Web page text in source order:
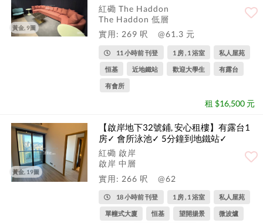
黃金, 9圖
紅磡 The Haddon
The Haddon 低層
實用: 269 呎
@61.3 元
11 小時前 刊登 1 房 , 1 浴室 私人屋苑
恒基 近地鐵站 歡迎大學生 有露台
有會所
租 $16,500 元
黃金, 19圖
【啟岸地下32號鋪, 安心租樓】有露台1
房✓ 會所泳池✓ 5分鐘到地鐵站✓
紅磡 啟岸
啟岸 中層
實用: 266 呎
@62
18 小時前 刊登 1 房 , 1 浴室 私人屋苑
單幢式大廈 恒基 望開揚景 微波爐